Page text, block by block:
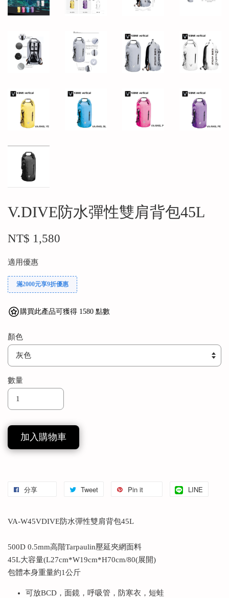
V.DIVE防水彈性雙肩背包45L
NT$ 1,580
適用優惠
滿2000元享9折優惠
購買此產品可獲得 1580 點數
顏色
數量
加入購物車
分享 Tweet Pin it LINE
VA-W45VDIVE防水彈性雙肩背包45L
500D 0.5mm高階Tarpaulin壓延夾網面料
45L大容量(L27cm*W19cm*H70cm/80(展開)
包體本身重量約1公斤
可放BCD，面鏡，呼吸管，防寒衣，短蛙